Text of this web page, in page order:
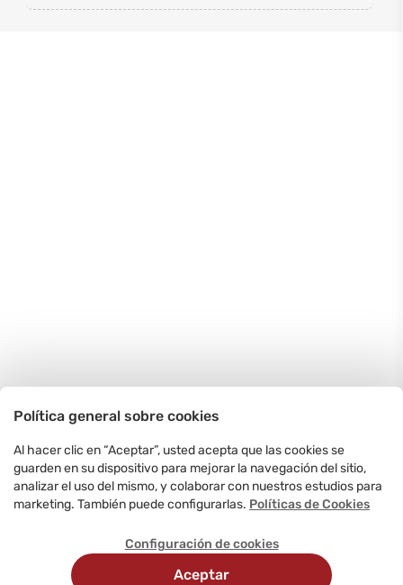
Política general sobre cookies
Al hacer clic en “Aceptar”, usted acepta que las cookies se
guarden en su dispositivo para mejorar la navegación del sitio,
analizar el uso del mismo, y colaborar con nuestros estudios para
marketing. También puede configurarlas. Políticas de Cookies
Configuración de cookies
Aceptar